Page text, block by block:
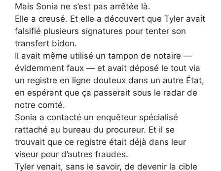
Mais Sonia ne s’est pas arrêtée là.
Elle a creusé. Et elle a découvert que Tyler avait
falsifié plusieurs signatures pour tenter son
transfert bidon.
Il avait même utilisé un tampon de notaire —
évidemment faux — et avait déposé le tout via
un registre en ligne douteux dans un autre État,
en espérant que ça passerait sous le radar de
notre comté.
Sonia a contacté un enquêteur spécialisé
rattaché au bureau du procureur. Et il se
trouvait que ce registre était déjà dans leur
viseur pour d’autres fraudes.
Tyler venait, sans le savoir, de devenir la cible